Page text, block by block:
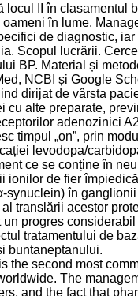
locul II în clasamentul
în lume.
de diagnostic,
Scopul lucrării.
BP. Material și
NCBI și Google
dirijat de vârsta
alte preparate,
adenozinici
timpul „on”, prin
levodopa/
ce se conține în
ionilor de fier
synuclein) în
translării acestor
progres
tratamentului de
buntaneptanului.
the second most
The
and the fact that